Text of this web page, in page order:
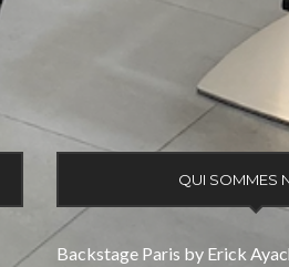
QUI SOMMES
Backstage Paris by Erick